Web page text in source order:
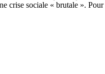
crise sociale « brutale ».